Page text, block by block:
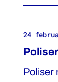
24
Poliser